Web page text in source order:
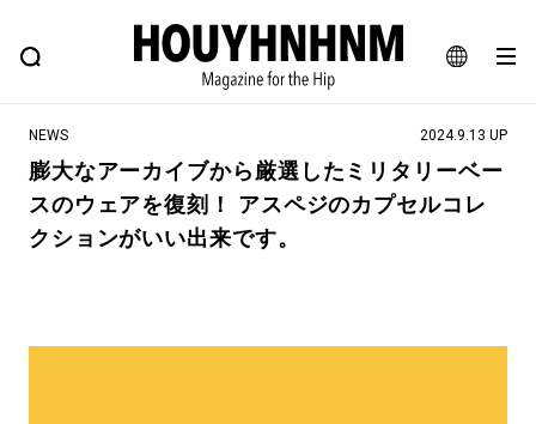
JA
EN
FEATURE BLOG SNAP
ヒップなファッション、カルチャー、ライフスタイルWEBマガジン
#注目のタグ
#NEW VINTAGE #マイナーグッド図鑑
NEWS 2024.9.13 UP
膨大なアーカイブから厳選したミリタリーベー
スのウェアを復刻！ アスペジのカプセルコレ
クションがいい出来です。